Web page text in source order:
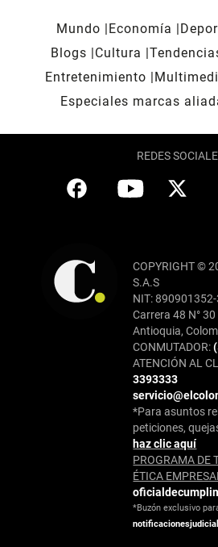
Mundo Economía
Blogs
Cultura
Entretenimiento
Especiales marcas
REDES
COPYRIGHT ©
S.A.S
NIT: 890901352-
Carrera 48 N°
Antioquia,
CONMUTADOR:
ATENCIÓN AL
3393333
*Para asuntos
peticiones,
haz clic aquí
PROGRAMA DE
ÉTICA
*Buzón exclusivo